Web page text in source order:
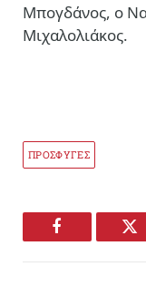
Μπογδάνος, ο
Μιχαλολιάκος.
ΠΡΟΣΦΥΓΕΣ
Facebook